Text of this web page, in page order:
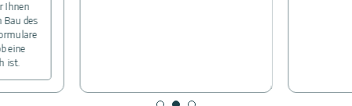
Ihnen
Bau des
eine
ist.